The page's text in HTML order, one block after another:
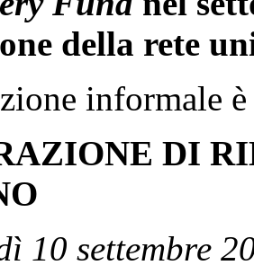
della rete
informale è
DI
10 settembre